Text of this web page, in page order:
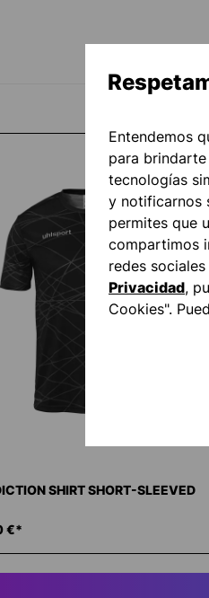
SHIRT SHORT-SLEEVED
€*
Entendemos
para
tecnologías
y notificarnos
permites que
compartimos
redes
Privacidad,
Cookies".